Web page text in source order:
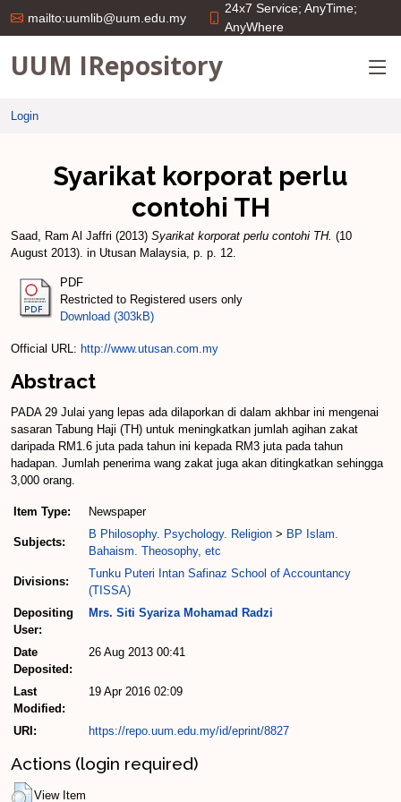
mailto:uumlib@uum.edu.my
24x7 Service; AnyTime;
AnyWhere
UUM IRepository
Login
Syarikat korporat perlu
contohi TH
Saad, Ram Al Jaffri (2013) Syarikat korporat perlu contohi TH. (10
August 2013). in Utusan Malaysia, p. p. 12.
PDF
Restricted to Registered users only
Download (303kB)
Official URL: http://www.utusan.com.my
Abstract
PADA 29 Julai yang lepas ada dilaporkan di dalam akhbar ini mengenai
sasaran Tabung Haji (TH) untuk meningkatkan jumlah agihan zakat
daripada RM1.6 juta pada tahun ini kepada RM3 juta pada tahun
hadapan. Jumlah penerima wang zakat juga akan ditingkatkan sehingga
3,000 orang.
Item Type: Newspaper
Subjects:
B Philosophy. Psychology. Religion > BP Islam.
Bahaism. Theosophy, etc
Divisions:
Tunku Puteri Intan Safinaz School of Accountancy
(TISSA)
Depositing
User:
Mrs. Siti Syariza Mohamad Radzi
Date
Deposited:
26 Aug 2013 00:41
Last
Modified:
19 Apr 2016 02:09
URI: https://repo.uum.edu.my/id/eprint/8827
Actions (login required)
View Item